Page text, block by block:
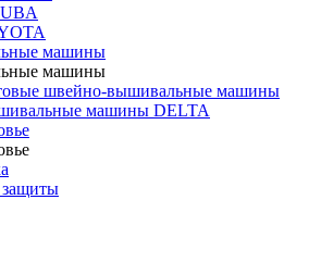
машины
машины
швейно-вышивальные машины
машины DELTA
защиты